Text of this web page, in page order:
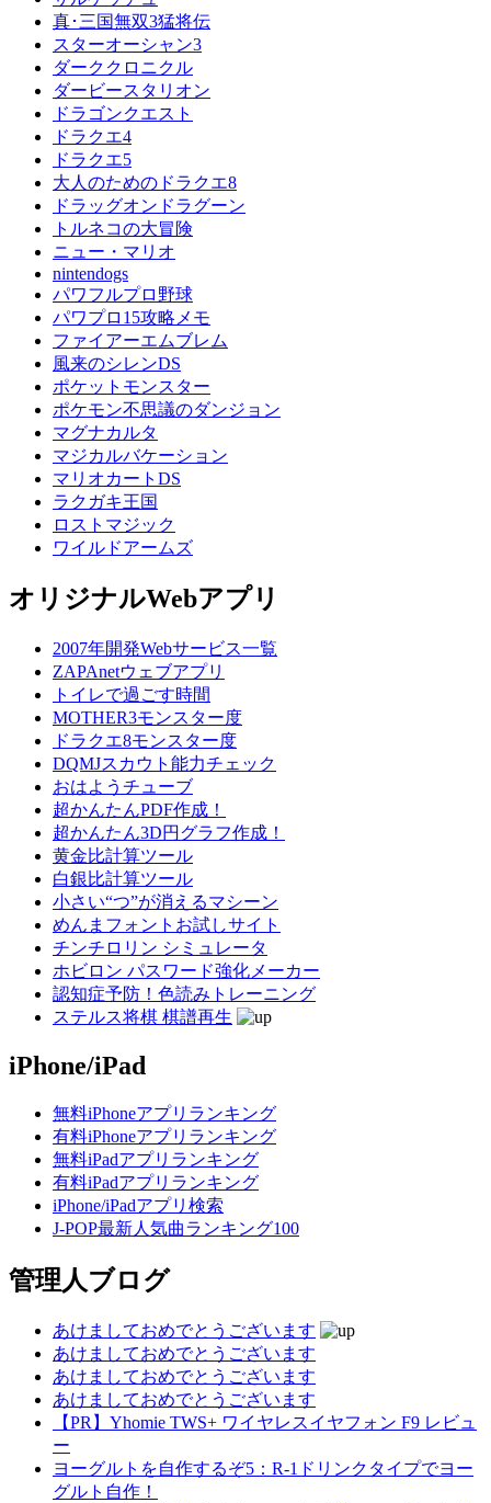
真･三国無双3猛将伝
スターオーシャン3
ダーククロニクル
ダービースタリオン
ドラゴンクエスト
ドラクエ4
ドラクエ5
大人のためのドラクエ8
ドラッグオンドラグーン
トルネコの大冒険
ニュー・マリオ
nintendogs
パワフルプロ野球
パワプロ15攻略メモ
ファイアーエムブレム
風来のシレンDS
ポケットモンスター
ポケモン不思議のダンジョン
マグナカルタ
マジカルバケーション
マリオカートDS
ラクガキ王国
ロストマジック
ワイルドアームズ
オリジナルWebアプリ
2007年開発Webサービス一覧
ZAPAnetウェブアプリ
トイレで過ごす時間
MOTHER3モンスター度
ドラクエ8モンスター度
DQMJスカウト能力チェック
おはようチューブ
超かんたんPDF作成！
超かんたん3D円グラフ作成！
黄金比計算ツール
白銀比計算ツール
小さい“つ”が消えるマシーン
めんまフォントお試しサイト
チンチロリン シミュレータ
ホビロン パスワード強化メーカー
認知症予防！色読みトレーニング
ステルス将棋 棋譜再生
iPhone/iPad
無料iPhoneアプリランキング
有料iPhoneアプリランキング
無料iPadアプリランキング
有料iPadアプリランキング
iPhone/iPadアプリ検索
J-POP最新人気曲ランキング100
管理人ブログ
あけましておめでとうございます
あけましておめでとうございます
あけましておめでとうございます
あけましておめでとうございます
【PR】Yhomie TWS+ ワイヤレスイヤフォン F9 レビュ
ー
ヨーグルトを自作するぞ5：R-1ドリンクタイプでヨー
グルト自作！